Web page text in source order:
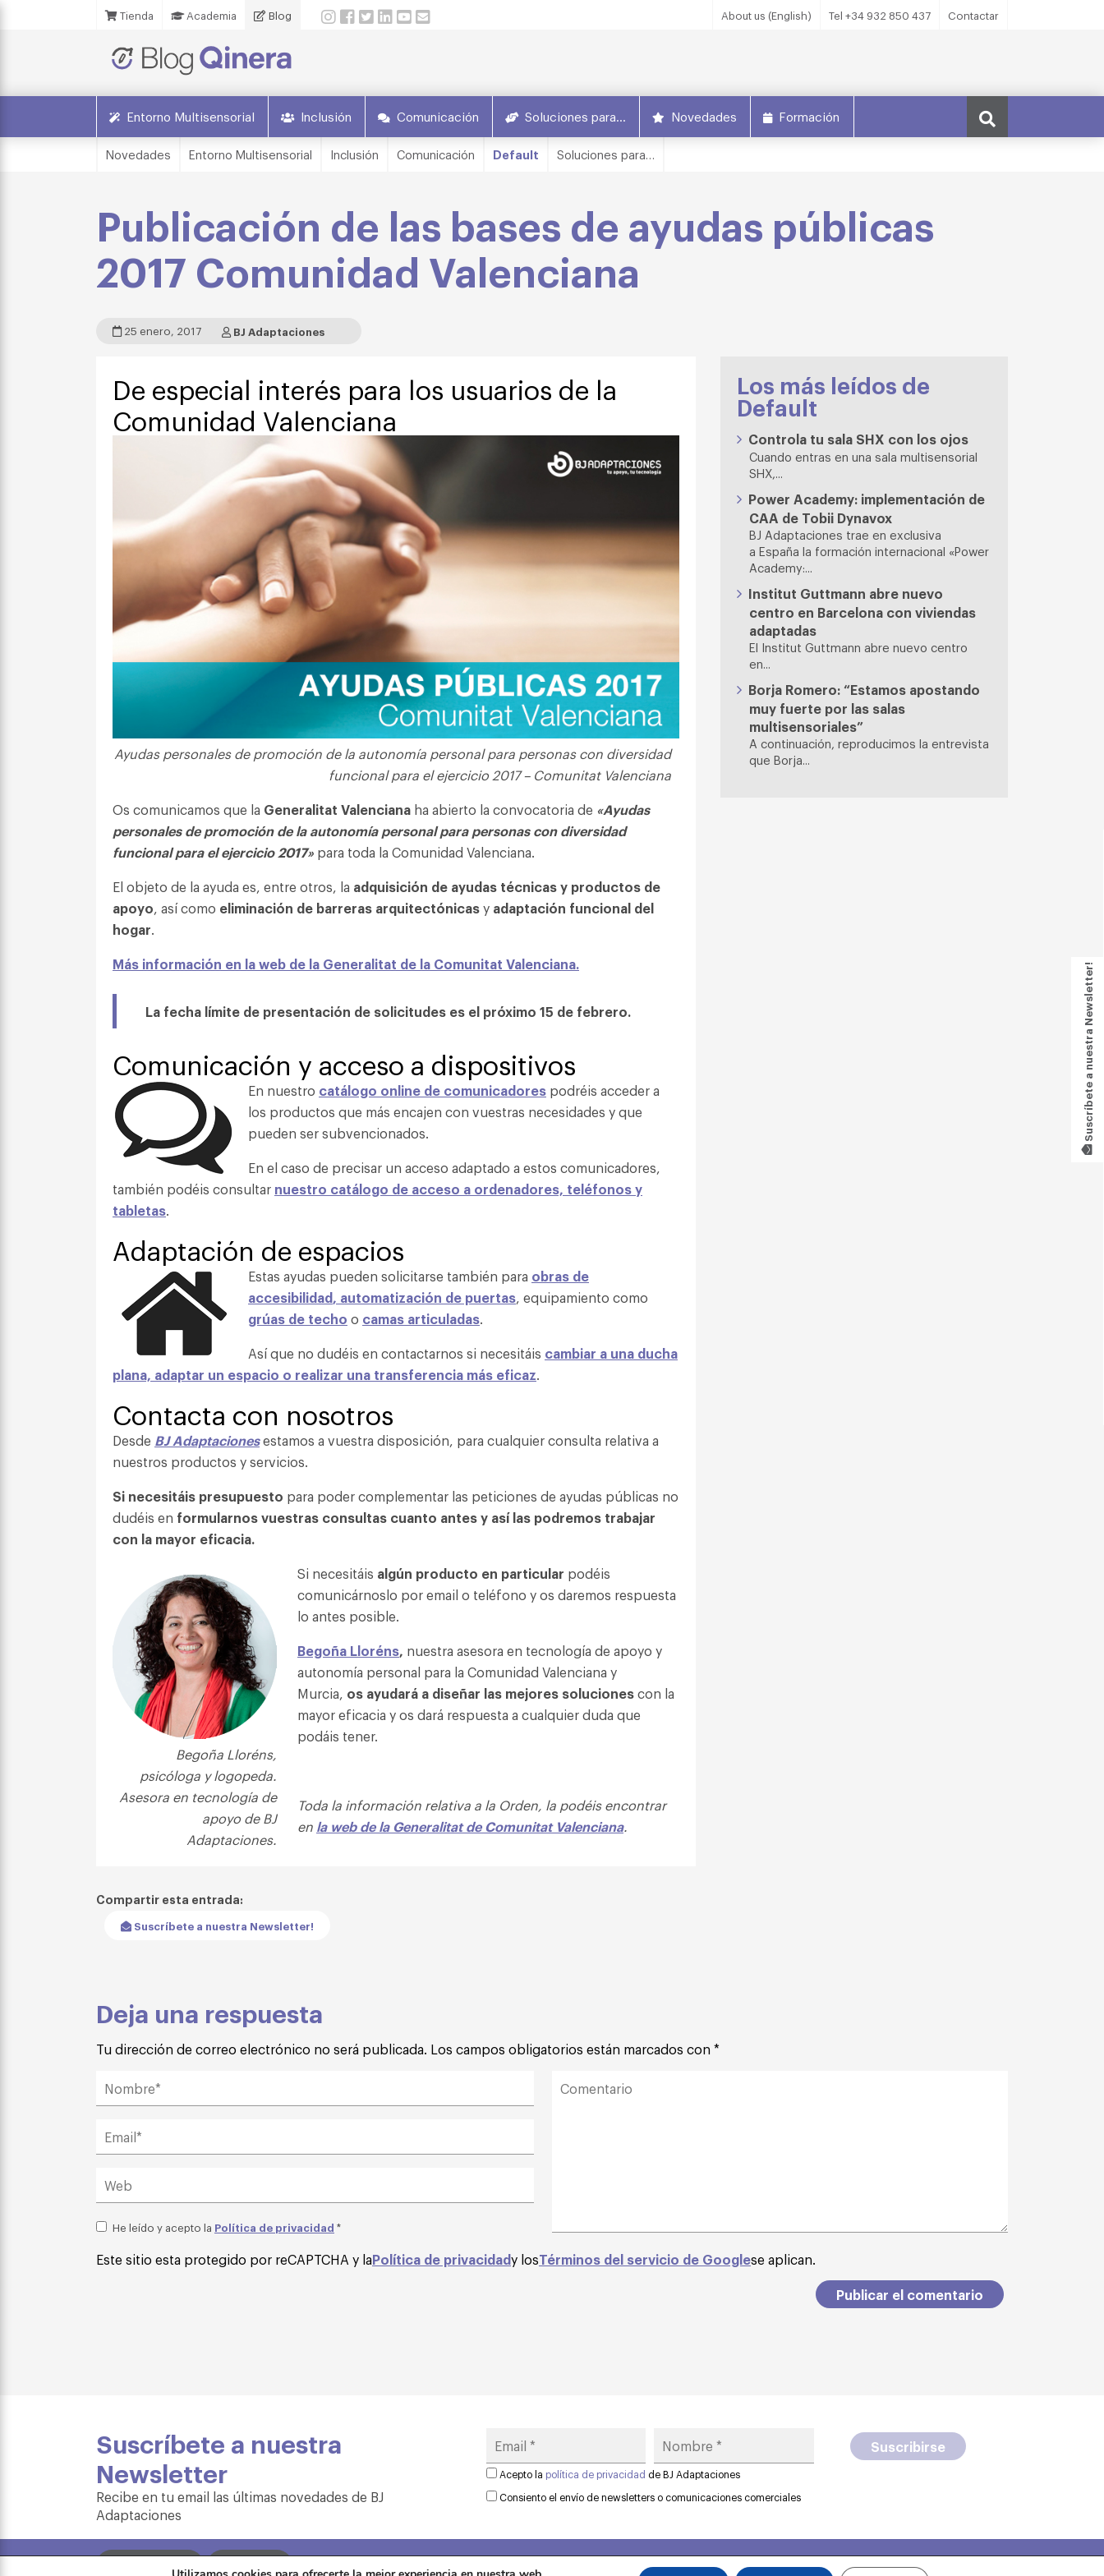
Tienda Academia Blog About us (English) Tel +34 932 850 437 Contactar
Entorno Multisensorial Inclusión Comunicación Soluciones para… Novedades Formación
Suscríbete a nuestra Newsletter!
Novedades Entorno Multisensorial Inclusión Comunicación Default Soluciones para…
Publicación de las bases de ayudas públicas
2017 Comunidad Valenciana
25 enero, 2017 BJ Adaptaciones
De especial interés para los usuarios de la
Comunidad Valenciana
Ayudas personales de promoción de la autonomía personal para personas con diversidad
funcional para el ejercicio 2017 – Comunitat Valenciana
Os comunicamos que la Generalitat Valenciana ha abierto la convocatoria de «Ayudas
personales de promoción de la autonomía personal para personas con diversidad
funcional para el ejercicio 2017» para toda la Comunidad Valenciana.
El objeto de la ayuda es, entre otros, la adquisición de ayudas técnicas y productos de
apoyo, así como eliminación de barreras arquitectónicasy adaptación funcional del
hogar.
Más información en la web de la Generalitat de la Comunitat Valenciana.
La fecha límite de presentación de solicitudes es el próximo 15 de febrero.
Comunicación y acceso a dispositivos
En nuestro catálogo online de comunicadores podréis acceder a
los productos que más encajen con vuestras necesidades y que
pueden ser subvencionados.
En el caso de precisar un acceso adaptado a estos comunicadores,
también podéis consultar nuestro catálogo de acceso a ordenadores, teléfonos y
tabletas.
Adaptación de espacios
Estas ayudas pueden solicitarse también para obras de
accesibilidad, automatización de puertas, equipamiento como
grúas de techo o camas articuladas.
Así que no dudéis en contactarnos si necesitáis cambiar a una ducha
plana, adaptar un espacio o realizar una transferencia más eficaz.
Contacta con nosotros
Desde BJ Adaptacionesestamos a vuestra disposición, para cualquier consulta relativa a
nuestros productos y servicios.
Si necesitáis presupuesto para poder complementar las peticiones de ayudas públicas no
dudéis en formularnos vuestras consultas cuanto antes y así las podremos trabajar
con la mayor eficacia.
Begoña Lloréns,
psicóloga y logopeda.
Asesora en tecnología de
apoyo de BJ
Adaptaciones.
Si necesitáis algún producto en particular podéis
comunicárnoslo por email o teléfono y os daremos respuesta
lo antes posible.
Begoña Lloréns, nuestra asesora en tecnología de apoyo y
autonomía personal para la Comunidad Valenciana y
Murcia, os ayudará a diseñar las mejores solucionescon la
mayor eficacia y os dará respuesta a cualquier duda que
podáis tener.
Toda la información relativa a la Orden, la podéis encontrar
en la web de la Generalitat de Comunitat Valenciana.
Los más leídos de
Default
Controla tu sala SHX con los ojos
Cuando entras en una sala multisensorial
SHX,...
Power Academy: implementación de
CAA de Tobii Dynavox
BJ Adaptaciones trae en exclusiva
a España la formación internacional «Power
Academy:...
Institut Guttmann abre nuevo
centro en Barcelona con viviendas
adaptadas
El Institut Guttmann abre nuevo centro
en...
Borja Romero: “Estamos apostando
muy fuerte por las salas
multisensoriales”
A continuación, reproducimos la entrevista
que Borja...
Compartir esta entrada:
Suscríbete a nuestra Newsletter!
Deja una respuesta
Tu dirección de correo electrónico no será publicada. Los campos obligatorios están marcados con *
He leído y acepto la Política de privacidad *
Este sitio esta protegido por reCAPTCHA y laPolítica de privacidady losTérminos del servicio de Googlese aplican.
Suscríbete a nuestra
Newsletter
Recibe en tu email las últimas novedades de BJ
Adaptaciones
Acepto la política de privacidad de BJ Adaptaciones
Consiento el envío de newsletters o comunicaciones comerciales